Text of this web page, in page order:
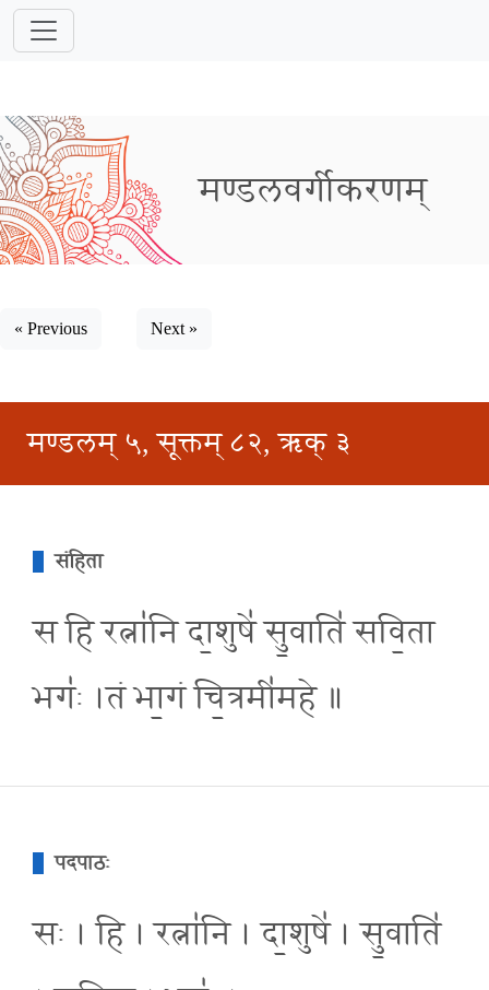
मण्डलवर्गीकरणम्
« Previous Next »
मण्डलम् ५, सूक्तम् ८२, ऋक् ३
संहिता
स हि रत्ना॑नि दा॒शुषे॑ सु॒वाति॑ सवि॒ता
भगः॑ ।तं भा॒गं चि॒त्रमी॑महे ॥
पदपाठः
सः । हि । रत्ना॑नि । दा॒शुषे॑ । सु॒वाति॑